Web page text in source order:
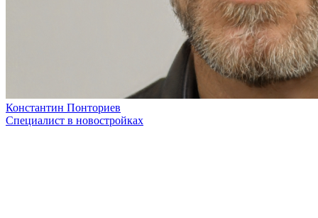
Константин Понториев
Специалист в новостройках